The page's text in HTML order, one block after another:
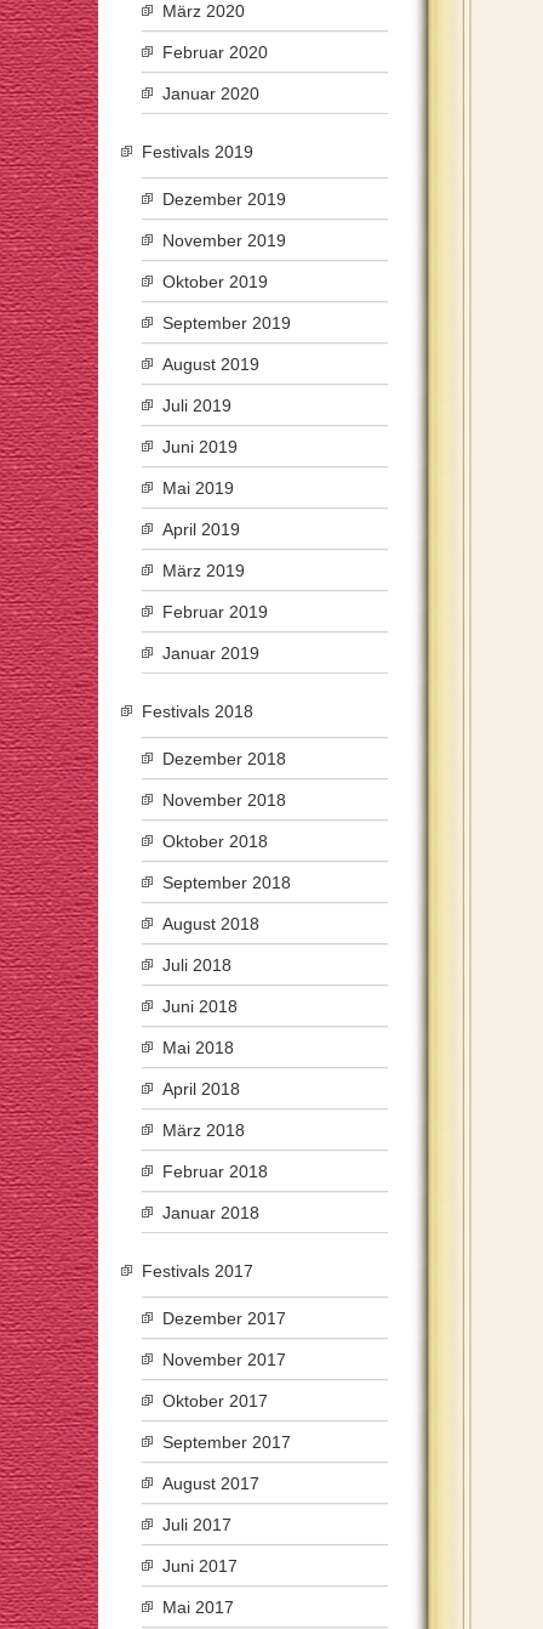
März 2020
Februar 2020
Januar 2020
Festivals 2019
Dezember 2019
November 2019
Oktober 2019
September 2019
August 2019
Juli 2019
Juni 2019
Mai 2019
April 2019
März 2019
Februar 2019
Januar 2019
Festivals 2018
Dezember 2018
November 2018
Oktober 2018
September 2018
August 2018
Juli 2018
Juni 2018
Mai 2018
April 2018
März 2018
Februar 2018
Januar 2018
Festivals 2017
Dezember 2017
November 2017
Oktober 2017
September 2017
August 2017
Juli 2017
Juni 2017
Mai 2017